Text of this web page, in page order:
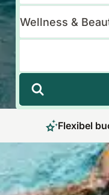
Flexibel
Ihre Auszeit in